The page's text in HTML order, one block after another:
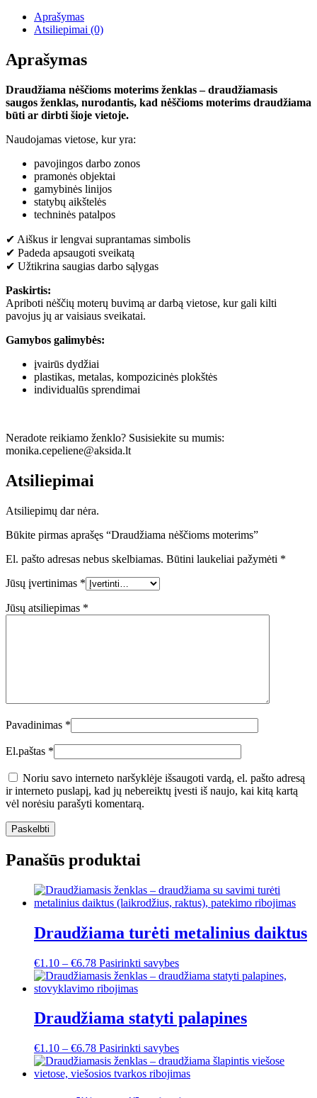
Aprašymas
Atsiliepimai (0)
Aprašymas
Draudžiama nėščioms moterims ženklas – draudžiamasis
saugos ženklas, nurodantis, kad nėščioms moterims draudžiama
būti ar dirbti šioje vietoje.
Naudojamas vietose, kur yra:
pavojingos darbo zonos
pramonės objektai
gamybinės linijos
statybų aikštelės
techninės patalpos
✔ Aiškus ir lengvai suprantamas simbolis
✔ Padeda apsaugoti sveikatą
✔ Užtikrina saugias darbo sąlygas
Paskirtis:
Apriboti nėščių moterų buvimą ar darbą vietose, kur gali kilti
pavojus jų ar vaisiaus sveikatai.
Gamybos galimybės:
įvairūs dydžiai
plastikas, metalas, kompozicinės plokštės
individualūs sprendimai
Neradote reikiamo ženklo? Susisiekite su mumis:
monika.cepeliene@aksida.lt
Atsiliepimai
Atsiliepimų dar nėra.
Būkite pirmas aprašęs “Draudžiama nėščioms moterims”
El. pašto adresas nebus skelbiamas. Būtini laukeliai pažymėti *
Jūsų įvertinimas *
Jūsų atsiliepimas *
Pavadinimas *
El.paštas *
Noriu savo interneto naršyklėje išsaugoti vardą, el. pašto adresą
ir interneto puslapį, kad jų nebereiktų įvesti iš naujo, kai kitą kartą
vėl norėsiu parašyti komentarą.
Panašūs produktai
Draudžiama turėti metalinius daiktus
€1.10 – €6.78 Pasirinkti savybesThis
product
variants.
The
may
be
chosen
Draudžiama statyti palapines
€1.10 – €6.78 Pasirinkti savybesThis
product
has